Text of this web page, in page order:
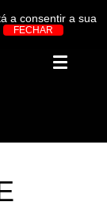
a consentir a sua